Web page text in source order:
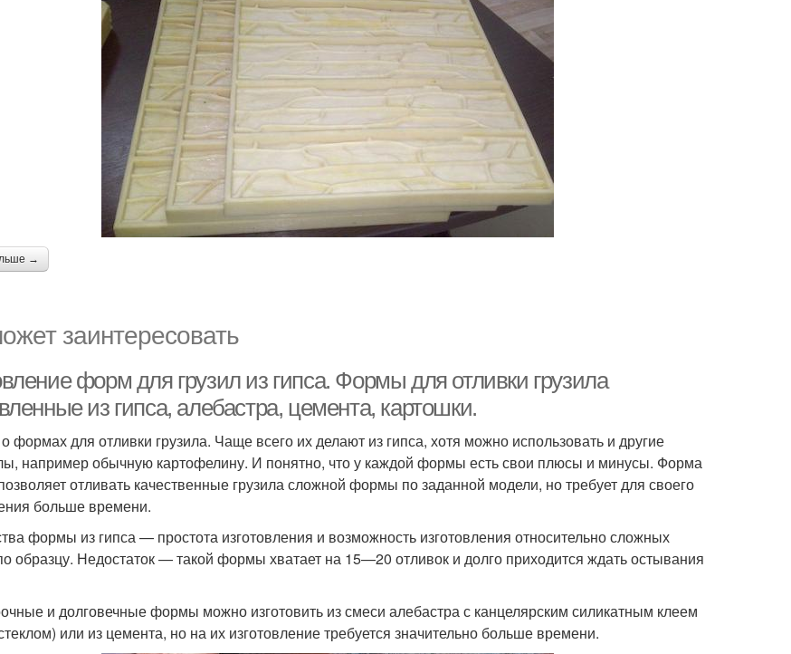
→
заинтересовать
форм для грузил из гипса. Формы для отливки грузила
из гипса, алебастра, цемента, картошки.
формах для отливки грузила. Чаще всего их делают из гипса, хотя можно использовать и другие
например обычную картофелину. И понятно, что у каждой формы есть свои плюсы и минусы. Форма
отливать качественные грузила сложной формы по заданной модели, но требует для своего
больше времени.
формы из гипса — простота изготовления и возможность изготовления относительно сложных
образцу. Недостаток — такой формы хватает на 15—20 отливок и долго приходится ждать остывания
и долговечные формы можно изготовить из смеси алебастра с канцелярским силикатным клеем
или из цемента, но на их изготовление требуется значительно больше времени.